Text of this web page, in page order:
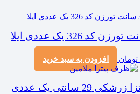
تومان افزودن به سبد خرید
ظرف سرو پیتزا زرشکی 29 سانتی یک عددی